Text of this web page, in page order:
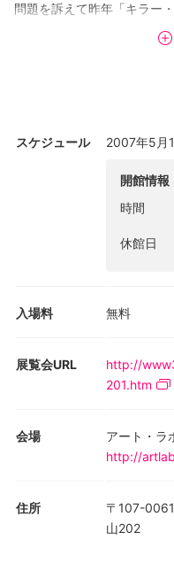
問題を訴えて昨年「キラー
対する設計者の黒川紀章氏
降らせてわざと有害にして
いる大量のアスベストがま
らす可能性もあるうえに、
が必要になる。そこで、作
画」なる個展をギャラリー
て保存すべきだという趣旨
実験場となった大阪・万博
体的プランをインスタレー
また、同時に全国の有害ア
るなど無害化したうえでア
ニュメント化し、二度と国
戒めとするのはいかがだろう
スケジュール 2007年5月
開館情報
時間
休館日
入場料 無料
展覧会URL
http://
201.htm
会場
アート・ラ
http://
住所
〒107-
山202